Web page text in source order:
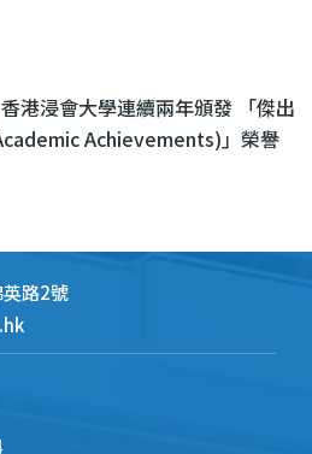
港浸會大學連續兩年頒發 「傑出
Achievements)」榮譽
路2號